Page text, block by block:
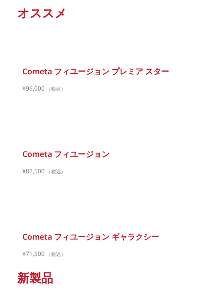
オススメ
Cometa フィユージョン プレミア スター
¥99,000 （税込）
Cometa フィユージョン
¥82,500 （税込）
Cometa フィユージョン ギャラクシー
¥71,500 （税込）
新製品​